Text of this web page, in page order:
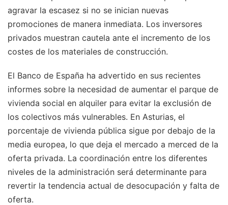
agravar la escasez si no se inician nuevas
promociones de manera inmediata. Los inversores
privados muestran cautela ante el incremento de los
costes de los materiales de construcción.
El Banco de España ha advertido en sus recientes
informes sobre la necesidad de aumentar el parque de
vivienda social en alquiler para evitar la exclusión de
los colectivos más vulnerables. En Asturias, el
porcentaje de vivienda pública sigue por debajo de la
media europea, lo que deja el mercado a merced de la
oferta privada. La coordinación entre los diferentes
niveles de la administración será determinante para
revertir la tendencia actual de desocupación y falta de
oferta.